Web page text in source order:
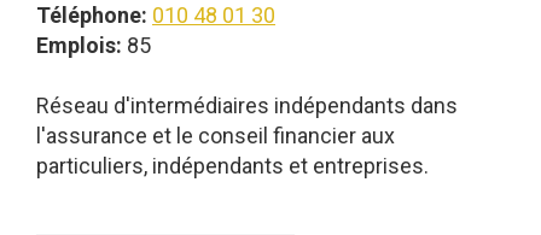
Téléphone: 010 48 01 30
Emplois: 85
Réseau d'intermédiaires indépendants dans
l'assurance et le conseil financier aux
particuliers, indépendants et entreprises.